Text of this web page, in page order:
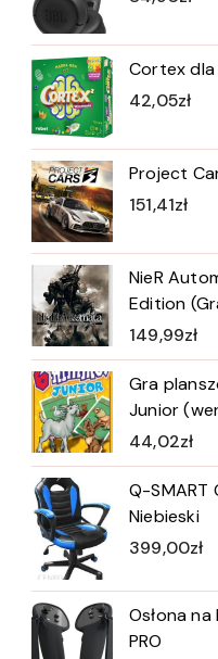
Cortex dla
42,05zł
Project
151,41zł
NieR
Edition
149,99zł
Gra
Junior
44,02zł
Q-SMART
Niebieski
399,00zł
Osłona
PRO